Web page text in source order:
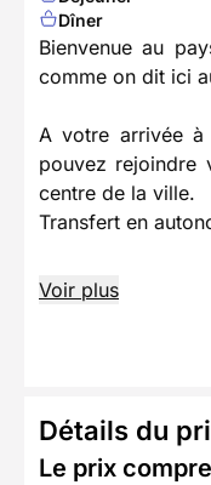
Dîner
Bienvenue au
comme on dit ici
A votre arrivée à
pouvez rejoindre
centre de la ville.
Transfert en
Voir plus
Détails du
Le prix